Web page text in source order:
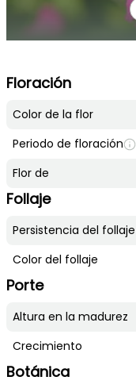
Floración
Color de la flor
Periodo de floración
Flor de
Follaje
Persistencia del follaje
Color del follaje
Porte
Altura en la madurez
Crecimiento
Botánica